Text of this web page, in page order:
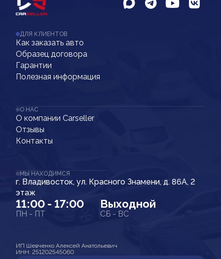
ДЛЯ КЛИЕНТОВ
Как заказать авто
Образец договора
Гарантии
Полезная информация
О НАС
О компании Carseller
Отзывы
Контакты
МЫ НАХОДИМСЯ
г. Владивосток, ул. Красного Знамени, д. 86А, 2
этаж
11:00 - 17:00
ПН - ПТ
Выходной
СБ - ВС
ИП Шевченко Алексей Анатольевич
ИНН: 251202545060